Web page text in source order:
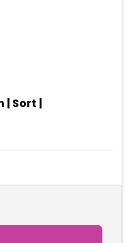
| Sort |